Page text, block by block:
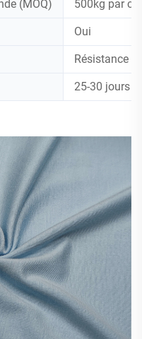
(MOQ) 500kg par
Oui
Résistance
25-30 jours